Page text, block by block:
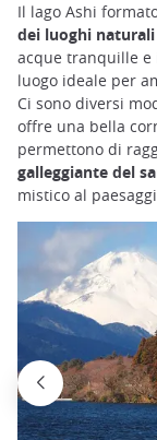
Il lago Ashi
dei luoghi
acque tranquille
luogo ideale per
Ci sono diversi
offre una bella
permettono di
galleggiante del
mistico al